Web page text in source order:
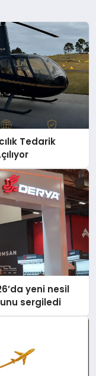
Tedarik
yeni nesil
sergiledi